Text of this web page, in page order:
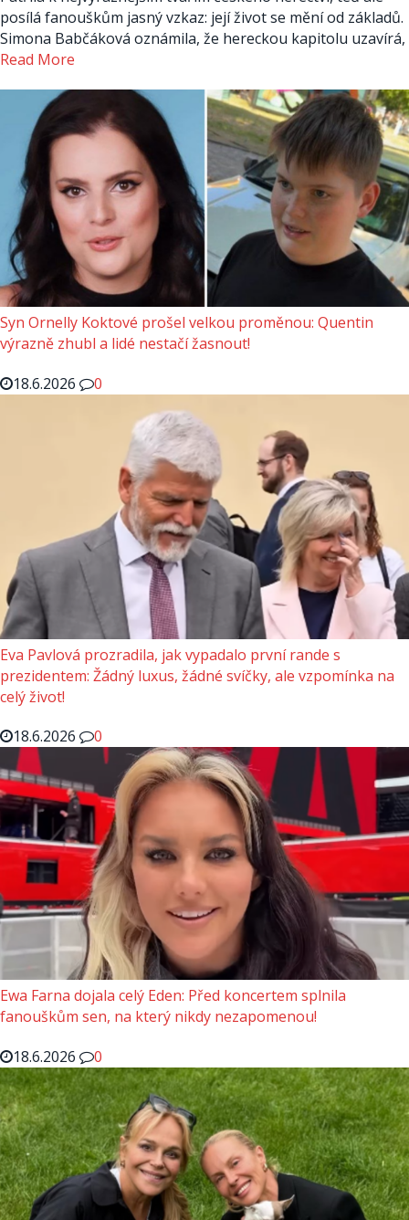
posílá fanouškům jasný vzkaz: její život se mění od základů.
Simona Babčáková oznámila, že hereckou kapitolu uzavírá,
Read More
Syn Ornelly Koktové prošel velkou proměnou: Quentin
výrazně zhubl a lidé nestačí žasnout!
18.6.2026
0
Eva Pavlová prozradila, jak vypadalo první rande s
prezidentem: Žádný luxus, žádné svíčky, ale vzpomínka na
celý život!
18.6.2026
0
Ewa Farna dojala celý Eden: Před koncertem splnila
fanouškům sen, na který nikdy nezapomenou!
18.6.2026
0